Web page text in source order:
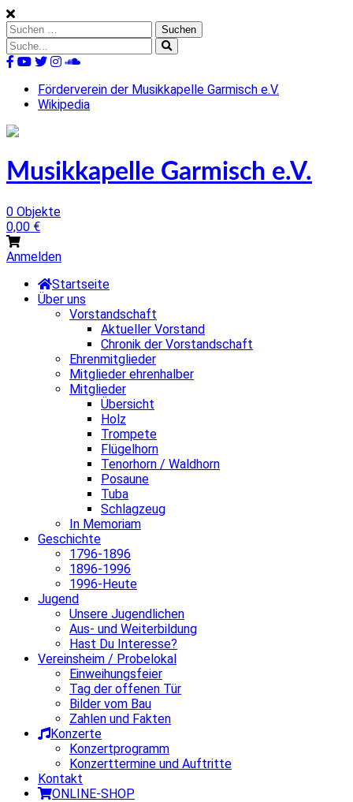
Skip
to
content
Suchen
nach:
Suche
nach:
Förderverein der Musikkapelle Garmisch e.V.
Wikipedia
Musikkapelle Garmisch e.V.
0 Objekte
0,00 €
Anmelden
Startseite
Über uns
Vorstandschaft
Aktueller Vorstand
Chronik der Vorstandschaft
Ehrenmitglieder
Mitglieder ehrenhalber
Mitglieder
Übersicht
Holz
Trompete
Flügelhorn
Tenorhorn / Waldhorn
Posaune
Tuba
Schlagzeug
In Memoriam
Geschichte
1796-1896
1896-1996
1996-Heute
Jugend
Unsere Jugendlichen
Aus- und Weiterbildung
Hast Du Interesse?
Vereinsheim / Probelokal
Einweihungsfeier
Tag der offenen Tür
Bilder vom Bau
Zahlen und Fakten
Konzerte
Konzertprogramm
Konzerttermine und Auftritte
Kontakt
ONLINE-SHOP